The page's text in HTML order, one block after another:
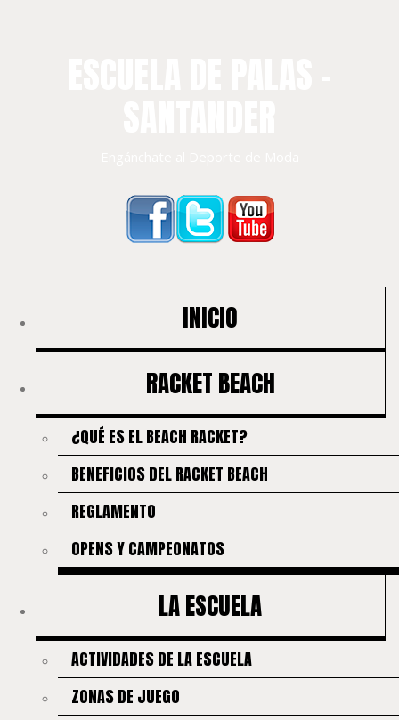
INICIO
RACKET BEACH
¿QUÉ ES EL BEACH RACKET?
BENEFICIOS DEL RACKET BEACH
REGLAMENTO
OPENS Y CAMPEONATOS
LA ESCUELA
ACTIVIDADES DE LA ESCUELA
ZONAS DE JUEGO